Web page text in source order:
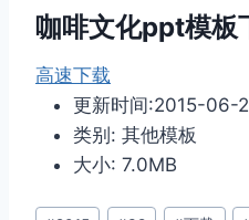
咖啡文化ppt模板
高速下载
更新时间:2015-06-
类别: 其他模板
大小: 7.0MB
文